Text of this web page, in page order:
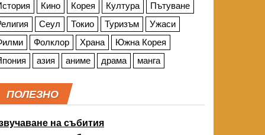
Кино Корея Култура
Пътуване
Сеул Токио Туризъм
Ужаси
Фолклор Храна
Южна Корея
азия аниме драма манга
ПОЛЕЗНО
на събития